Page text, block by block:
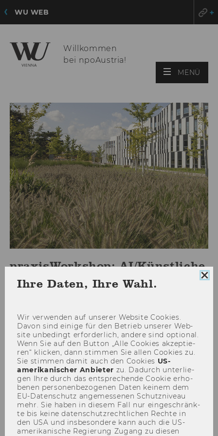
WU WEB
Willkommen
bei npoAustria!
MENÜ
praxisWorkshop: AI/Künstliche
Intelligenz für NPOs -
Ihre Daten, Ihre Wahl.
Wir ver­wen­den auf un­se­rer Web­site Coo­kies.
Davon sind ei­ni­ge für den Be­trieb un­se­rer Web­
site un­be­dingt er­for­der­lich, an­de­re sind op­tio­nal.
Wenn Sie auf den But­ton „Alle Coo­kies ak­zep­tie­
ren“ kli­cken, dann stim­men Sie allen Coo­kies zu.
Sie stim­men damit auch den Coo­kies US-​
amerikanischer An­bie­ter zu. Da­durch un­ter­lie­
gen Ihre durch das ent­spre­chen­de Coo­kie er­ho­
be­nen per­so­nen­be­zo­ge­nen Daten kei­nem dem
EU-​Datenschutz an­ge­mes­se­nen Schutz­ni­veau
mehr. Sie haben in die­sem Fall nur ein­ge­schränk­
te bis keine da­ten­schutz­recht­li­chen Rech­te in
den USA und ins­be­son­de­re kann auch die US-​
amerikanische Re­gie­rung Zu­gang zu die­sen